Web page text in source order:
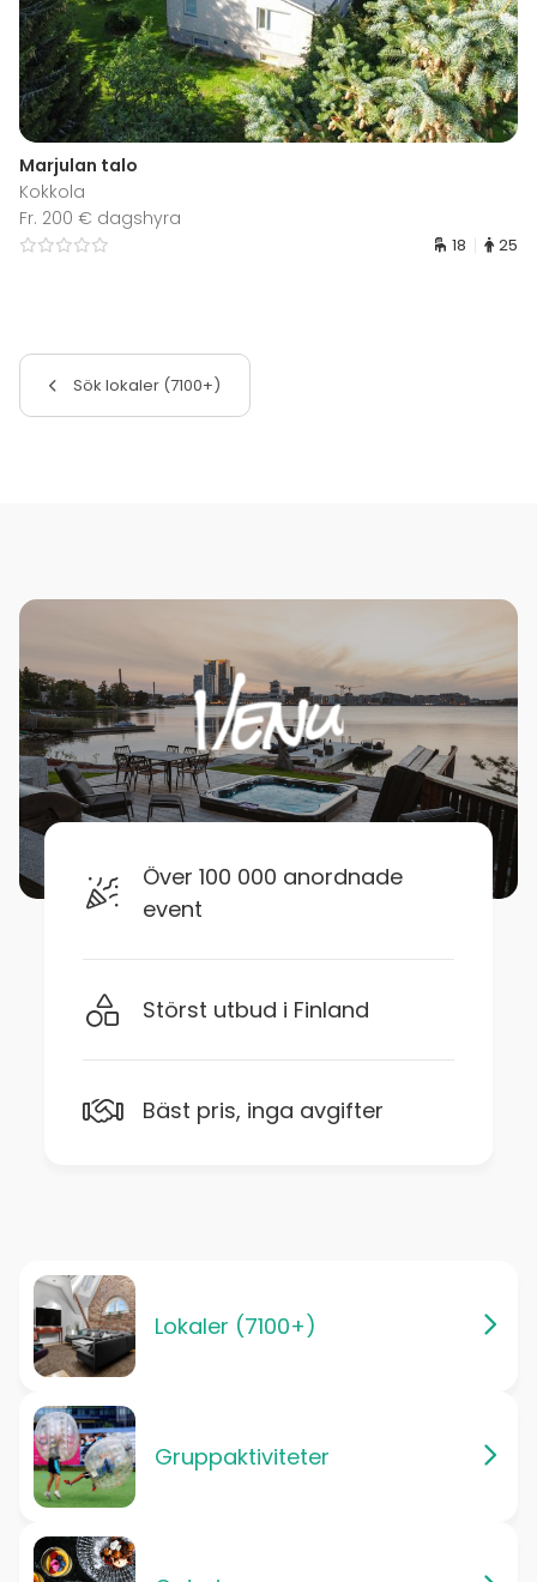
Marjulan talo
Kokkola
Fr. 200 € dagshyra
18 25
Sök lokaler (7100+)
Över 100 000 anordnade
event
Störst utbud i Finland
Bäst pris, inga avgifter
Lokaler (7100+)
Gruppaktiviteter